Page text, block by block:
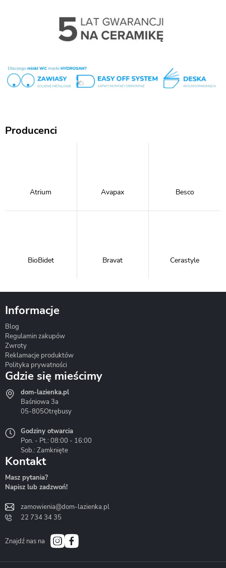
Producenci
Atrium Avapax Besco
BioBidet Bravat Cerastyle
Hydrostop
Liveno
Bath&Spa
Informacje
Blog
Regulamin zakupów
Zwroty
Reklamacje produktów
Polityka prywatności
Gdzie się mieścimy
dom-lazienka.pl
Baśniowa 3a
05-805Otrębusy
Godziny otwarcia
Pon. - Pt.: 08:00 - 16:00
Sob.: Zamknięte
Kontakt
Masz pytania?
Napisz lub zadzwoń!
zamowienia@dom-lazienka.pl
22 734 34 35
Znajdź nas na